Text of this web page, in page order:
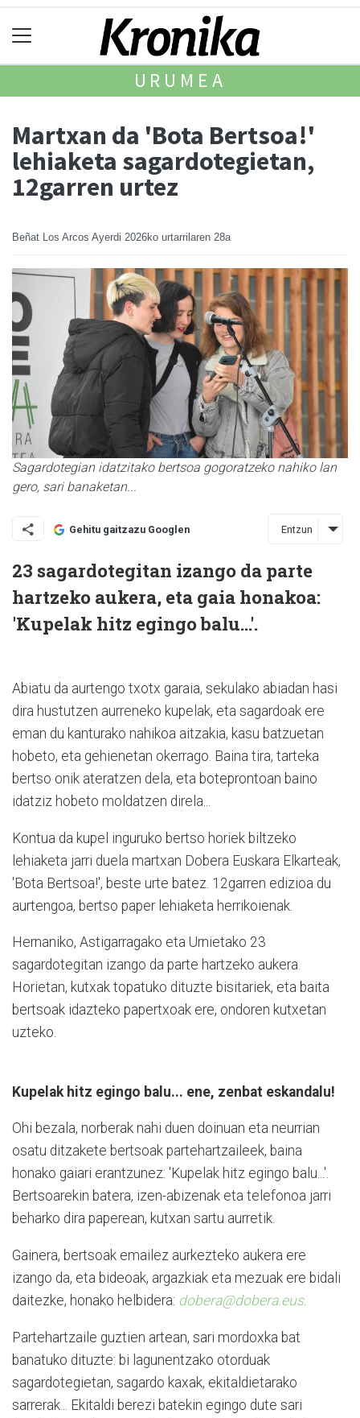
URUMEA
Martxan da 'Bota Bertsoa!'
lehiaketa sagardotegietan,
12garren urtez
Beñat Los Arcos Ayerdi 2026ko urtarrilaren 28a
Sagardotegian idatzitako bertsoa gogoratzeko nahiko lan
gero, sari banaketan...
Gehitu gaitzazu Googlen Entzun
23 sagardotegitan izango da parte
hartzeko aukera, eta gaia honakoa:
'Kupelak hitz egingo balu...'.
Abiatu da aurtengo txotx garaia, sekulako abiadan hasi
dira hustutzen aurreneko kupelak, eta sagardoak ere
eman du kanturako nahikoa aitzakia, kasu batzuetan
hobeto, eta gehienetan okerrago. Baina tira, tarteka
bertso onik ateratzen dela, eta boteprontoan baino
idatziz hobeto moldatzen direla...
Kontua da kupel inguruko bertso horiek biltzeko
lehiaketa jarri duela martxan Dobera Euskara Elkarteak,
'Bota Bertsoa!', beste urte batez. 12garren edizioa du
aurtengoa, bertso paper lehiaketa herrikoienak.
Hernaniko, Astigarragako eta Urnietako 23
sagardotegitan izango da parte hartzeko aukera.
Horietan, kutxak topatuko dituzte bisitariek, eta baita
bertsoak idazteko papertxoak ere, ondoren kutxetan
uzteko.
Kupelak hitz egingo balu... ene, zenbat eskandalu!
Ohi bezala, norberak nahi duen doinuan eta neurrian
osatu ditzakete bertsoak partehartzaileek, baina
honako gaiari erantzunez: 'Kupelak hitz egingo balu...'.
Bertsoarekin batera, izen-abizenak eta telefonoa jarri
beharko dira paperean, kutxan sartu aurretik.
Gainera, bertsoak emailez aurkezteko aukera ere
izango da, eta bideoak, argazkiak eta mezuak ere bidali
daitezke, honako helbidera: dobera@dobera.eus.
Partehartzaile guztien artean, sari mordoxka bat
banatuko dituzte: bi lagunentzako otorduak
sagardotegietan, sagardo kaxak, ekitaldietarako
sarrerak... Ekitaldi berezi batekin egingo dute sari